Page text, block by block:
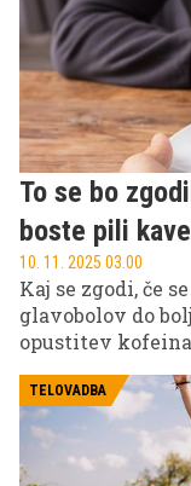
To se bo
boste pili kave
10. 11. 2025 03.00
Kaj se zgodi, če
glavobolov do
opustitev
zdravje.
TELOVADBA